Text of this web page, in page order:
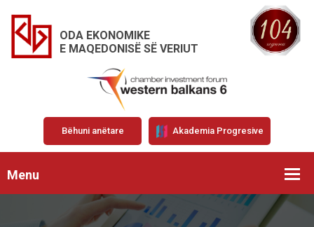
ODA EKONOMIKE
E MAQEDONISË SË VERIUT
Bëhuni anëtare Akademia Progresive
Menu